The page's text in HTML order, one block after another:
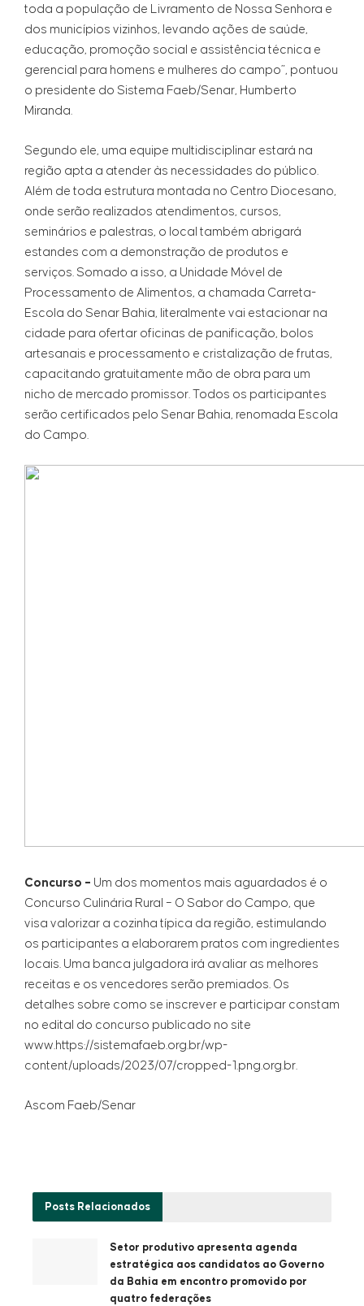
toda a população de Livramento de Nossa Senhora e
dos municípios vizinhos, levando ações de saúde,
educação, promoção social e assistência técnica e
gerencial para homens e mulheres do campo”, pontuou
o presidente do Sistema Faeb/Senar, Humberto
Miranda.
Segundo ele, uma equipe multidisciplinar estará na
região apta a atender às necessidades do público.
Além de toda estrutura montada no Centro Diocesano,
onde serão realizados atendimentos, cursos,
seminários e palestras, o local também abrigará
estandes com a demonstração de produtos e
serviços. Somado a isso, a Unidade Móvel de
Processamento de Alimentos, a chamada Carreta-
Escola do Senar Bahia, literalmente vai estacionar na
cidade para ofertar oficinas de panificação, bolos
artesanais e processamento e cristalização de frutas,
capacitando gratuitamente mão de obra para um
nicho de mercado promissor. Todos os participantes
serão certificados pelo Senar Bahia, renomada Escola
do Campo.
Concurso – Um dos momentos mais aguardados é o
Concurso Culinária Rural – O Sabor do Campo, que
visa valorizar a cozinha típica da região, estimulando
os participantes a elaborarem pratos com ingredientes
locais. Uma banca julgadora irá avaliar as melhores
receitas e os vencedores serão premiados. Os
detalhes sobre como se inscrever e participar constam
no edital do concurso publicado no site
www.https://sistemafaeb.org.br/wp-
content/uploads/2023/07/cropped-1.png.org.br.
Ascom Faeb/Senar
Posts Relacionados
Setor produtivo apresenta agenda
estratégica aos candidatos ao Governo
da Bahia em encontro promovido por
quatro federações